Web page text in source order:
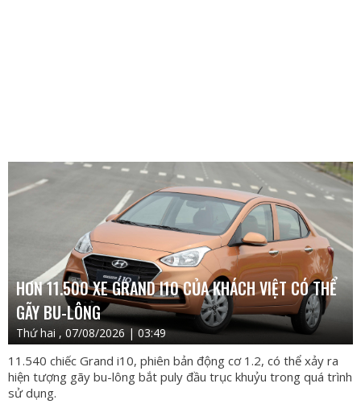
HƠN 11.500 XE GRAND I10 CỦA KHÁCH VIỆT CÓ THỂ
GÃY BU-LÔNG
Thứ hai , 07/08/2026 | 03:49
11.540 chiếc Grand i10, phiên bản động cơ 1.2, có thể xảy ra
hiện tượng gãy bu-lông bắt puly đầu trục khuỷu trong quá trình
sử dụng.